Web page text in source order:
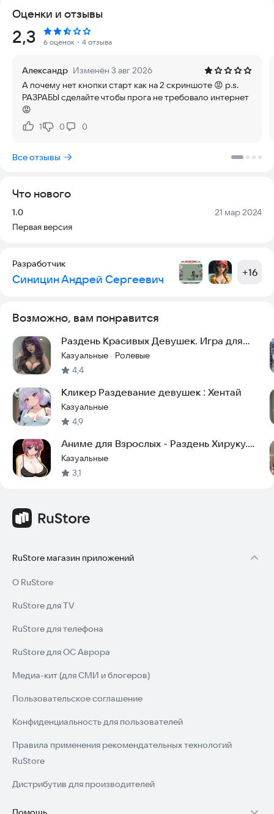
элементов оно прибавляется. Альтернативные элементы
геймплея - захват игрового
поля и другие инновационные элементы игры.
эпизоды приобретаются отдельно через экран эпизодов с
переходом на сторонний сайт разработчика.
Оценки и отзывы
Рейтинг:
2,3 6 оценок ・4 отзыва
Александр Изменён 3 авг 2026
А почему нет кнопки старт как на 2 скриншоте 😡 p.s.
РАЗРАБЫ сделайте чтобы прога не требовало интернет
😡
Нравится:
1Не нравится:
0 0
Все отзывы
Что нового
Версия:
1.0 Дата:
21 мар 2024
Первая версия
Разработчик
Синицин Андрей Сергеевич +16
Возможно, вам понравится
Раздень Красивых Девушек. Игра для
Взрослых 18+
Казуальные · Ролевые
4,4
Кликер Раздевание девушек : Хентай
Казуальные
4,9
Аниме для Взрослых - Раздень Хируку.
Часть 2
Казуальные
3,1
RuStore магазин приложений
О RuStore
RuStore для TV
RuStore для телефона
RuStore для ОС Аврора
Медиа-кит (для СМИ и блогеров)
Пользовательское соглашение
Конфиденциальность для пользователей
Правила применения рекомендательных технологий
RuStore
Дистрибутив для производителей